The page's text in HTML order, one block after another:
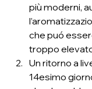
più moderni,
che puó
troppo
Un ritorno a
14esimo